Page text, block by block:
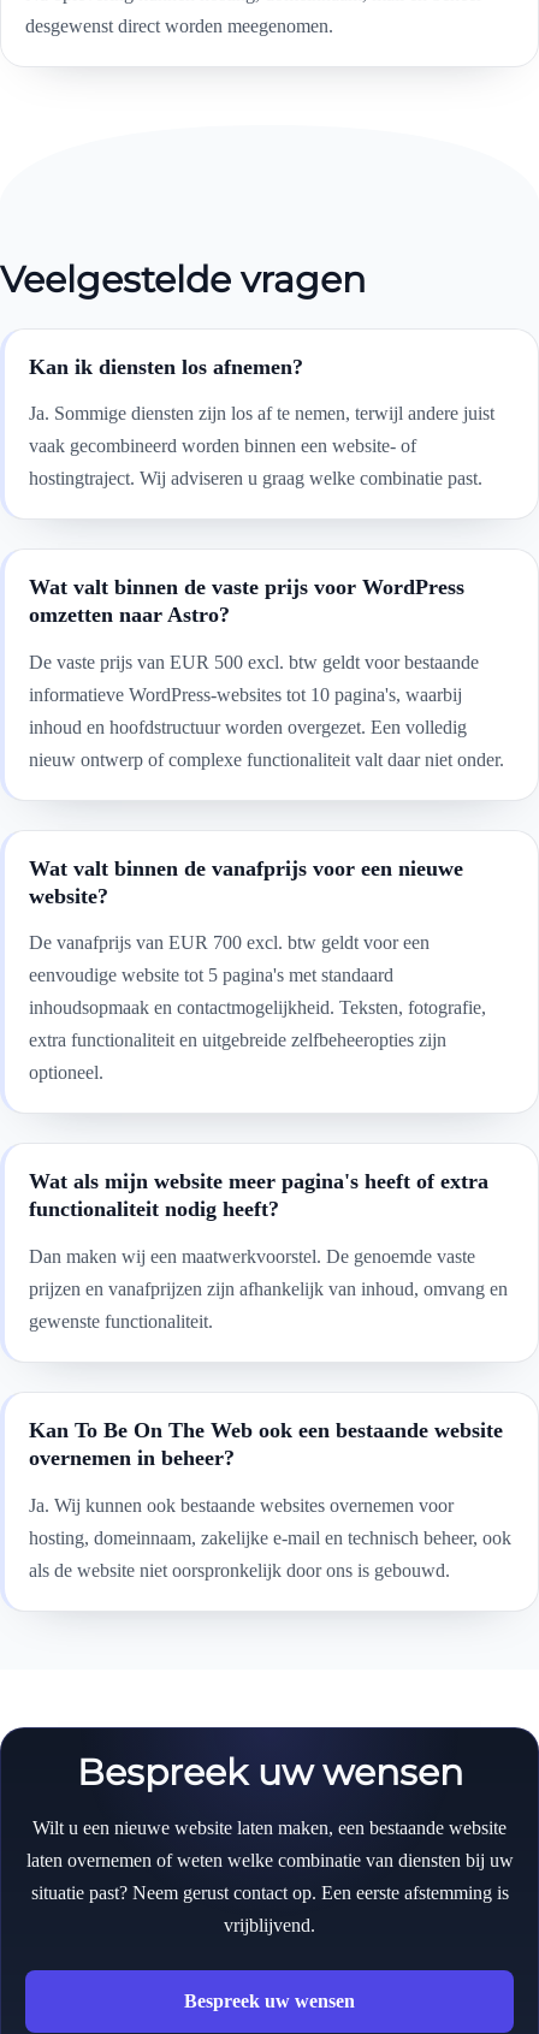
desgewenst direct worden meegenomen.
Veelgestelde vragen
Kan ik diensten los afnemen?
Ja. Sommige diensten zijn los af te nemen, terwijl andere juist
vaak gecombineerd worden binnen een website- of
hostingtraject. Wij adviseren u graag welke combinatie past.
Wat valt binnen de vaste prijs voor WordPress
omzetten naar Astro?
De vaste prijs van EUR 500 excl. btw geldt voor bestaande
informatieve WordPress-websites tot 10 pagina's, waarbij
inhoud en hoofdstructuur worden overgezet. Een volledig
nieuw ontwerp of complexe functionaliteit valt daar niet onder.
Wat valt binnen de vanafprijs voor een nieuwe
website?
De vanafprijs van EUR 700 excl. btw geldt voor een
eenvoudige website tot 5 pagina's met standaard
inhoudsopmaak en contactmogelijkheid. Teksten, fotografie,
extra functionaliteit en uitgebreide zelfbeheeropties zijn
optioneel.
Wat als mijn website meer pagina's heeft of extra
functionaliteit nodig heeft?
Dan maken wij een maatwerkvoorstel. De genoemde vaste
prijzen en vanafprijzen zijn afhankelijk van inhoud, omvang en
gewenste functionaliteit.
Kan To Be On The Web ook een bestaande website
overnemen in beheer?
Ja. Wij kunnen ook bestaande websites overnemen voor
hosting, domeinnaam, zakelijke e-mail en technisch beheer, ook
als de website niet oorspronkelijk door ons is gebouwd.
Bespreek uw wensen
Wilt u een nieuwe website laten maken, een bestaande website
laten overnemen of weten welke combinatie van diensten bij uw
situatie past? Neem gerust contact op. Een eerste afstemming is
vrijblijvend.
Bespreek uw wensen